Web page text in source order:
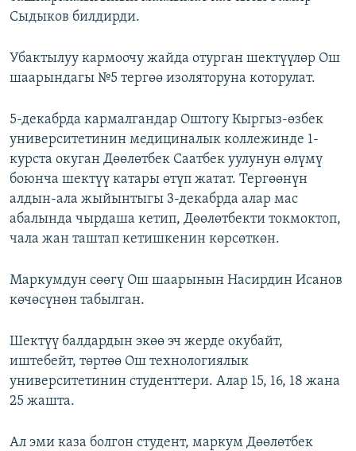
Сыдыков билдирди.
Убактылуу кармоочу жайда отурган шектүүлөр Ош
шаарындагы №5 тергөө изоляторуна которулат.
5-декабрда кармалгандар Оштогу Кыргыз-өзбек
университетинин медициналык коллежинде 1-
курста окуган Дөөлөтбек Саатбек уулунун өлүмү
боюнча шектүү катары өтүп жатат. Тергөөнүн
алдын-ала жыйынтыгы 3-декабрда алар мас
абалында чырдаша кетип, Дөөлөтбекти токмоктоп,
чала жан таштап кетишкенин көрсөткөн.
Маркумдун сөөгү Ош шаарынын Насирдин Исанов
көчөсүнөн табылган.
Шектүү балдардын экөө эч жерде окубайт,
иштебейт, төртөө Ош технологиялык
университетинин студенттери. Алар 15, 16, 18 жана
25 жашта.
Ал эми каза болгон студент, маркум Дөөлөтбек